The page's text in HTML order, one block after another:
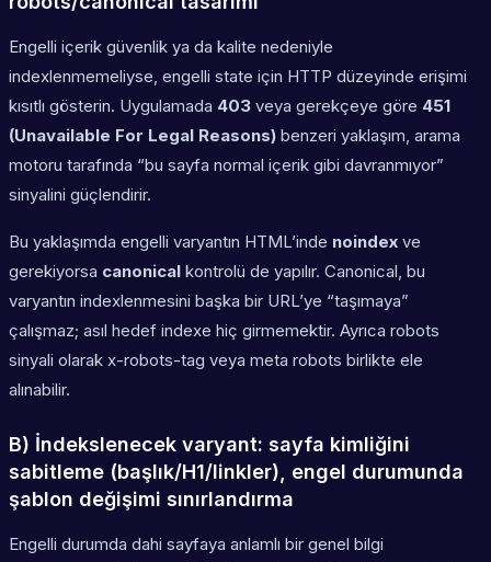
Engelli içerik güvenlik ya da kalite nedeniyle
indexlenmemeliyse, engelli state için HTTP düzeyinde erişimi
kısıtlı gösterin. Uygulamada 403 veya gerekçeye göre 451
(Unavailable For Legal Reasons) benzeri yaklaşım, arama
motoru tarafında “bu sayfa normal içerik gibi davranmıyor”
sinyalini güçlendirir.
Bu yaklaşımda engelli varyantın HTML’inde noindex ve
gerekiyorsa canonical kontrolü de yapılır. Canonical, bu
varyantın indexlenmesini başka bir URL’ye “taşımaya”
çalışmaz; asıl hedef indexe hiç girmemektir. Ayrıca robots
sinyali olarak x-robots-tag veya meta robots birlikte ele
alınabilir.
B) İndekslenecek varyant: sayfa kimliğini
sabitleme (başlık/H1/linkler), engel durumunda
şablon değişimi sınırlandırma
Engelli durumda dahi sayfaya anlamlı bir genel bilgi